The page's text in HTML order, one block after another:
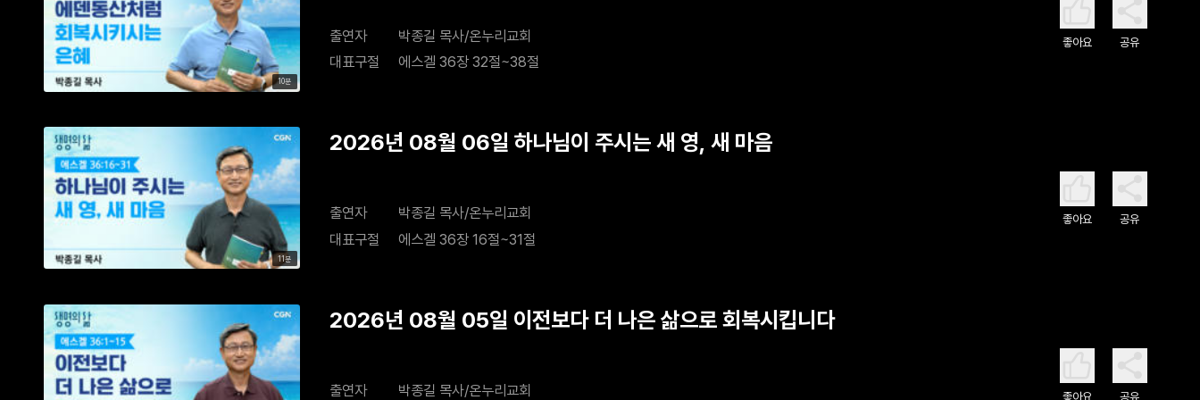
10분
출연자
박종길 목사/온누리교회
대표구절
에스겔 36장 32절~38절
좋아요 공유
11분
2026년 08월 06일 하나님이 주시는 새 영, 새 마음
출연자
박종길 목사/온누리교회
대표구절
에스겔 36장 16절~31절
좋아요 공유
2026년 08월 05일 이전보다 더 나은 삶으로 회복시킵니다
출연자 박종길 목사/온누리교회 좋아요 공유